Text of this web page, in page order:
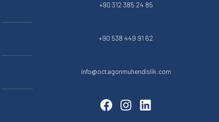
+90 312 385 24 85
+90 538 449 91 62
info@octagonmuhendislik.com